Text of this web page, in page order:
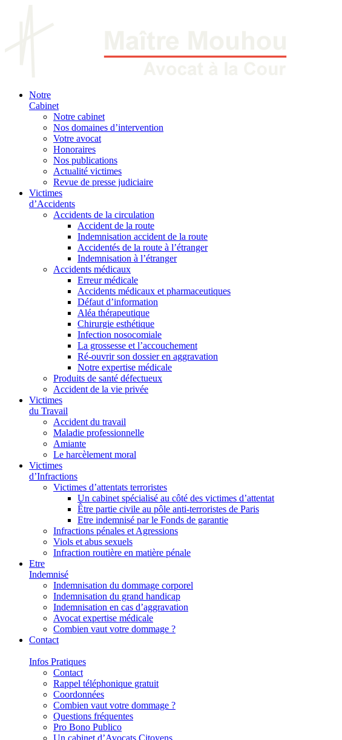
Notre
Cabinet
Notre cabinet
Nos domaines d’intervention
Votre avocat
Honoraires
Nos publications
Actualité victimes
Revue de presse judiciaire
Victimes
d’Accidents
Accidents de la circulation
Accident de la route
Indemnisation accident de la route
Accidentés de la route à l’étranger
Indemnisation à l’étranger
Accidents médicaux
Erreur médicale
Accidents médicaux et pharmaceutiques
Défaut d’information
Aléa thérapeutique
Chirurgie esthétique
Infection nosocomiale
La grossesse et l’accouchement
Ré-ouvrir son dossier en aggravation
Notre expertise médicale
Produits de santé défectueux
Accident de la vie privée
Victimes
du Travail
Accident du travail
Maladie professionnelle
Amiante
Le harcèlement moral
Victimes
d’Infractions
Victimes d’attentats terroristes
Un cabinet spécialisé au côté des victimes d’attentat
Être partie civile au pôle anti-terroristes de Paris
Etre indemnisé par le Fonds de garantie
Infractions pénales et Agressions
Viols et abus sexuels
Infraction routière en matière pénale
Etre
Indemnisé
Indemnisation du dommage corporel
Indemnisation du grand handicap
Indemnisation en cas d’aggravation
Avocat expertise médicale
Combien vaut votre dommage ?
Contact
Infos Pratiques
Contact
Rappel téléphonique gratuit
Coordonnées
Combien vaut votre dommage ?
Questions fréquentes
Pro Bono Publico
Un cabinet d’Avocats Citoyens